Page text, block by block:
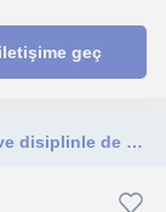
geç
Resim doğuştan gelen yetenek değil çaba ve disiplinle de öğrenilen bir alandır.Siz yeter ki isteyin.